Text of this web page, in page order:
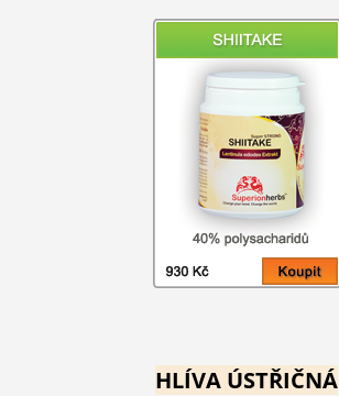
HLÍVA ÚSTŘIČNÁ